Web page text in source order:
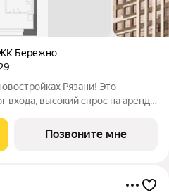
Бережно
Рязани! Это
входа, высокий спрос на аренду
и
Позвоните мне